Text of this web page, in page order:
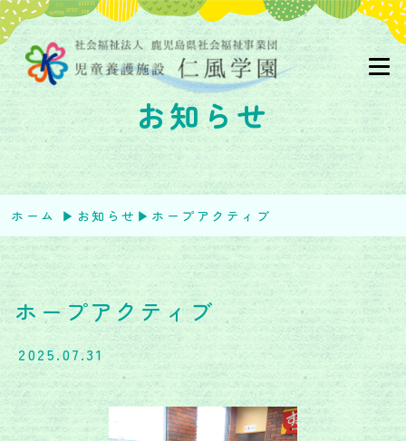
お知らせ
ホーム ▶︎ お知らせ ▶︎ ホープアクティブ
ホープアクティブ
2025.07.31